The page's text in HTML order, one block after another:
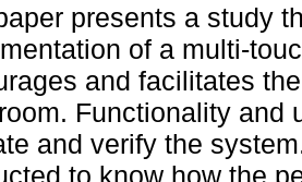
presents a study
of a multi-
and facilitates
Functionality and
and verify the
to know how the